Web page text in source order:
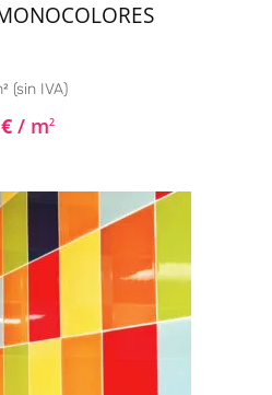
(sin IVA)
€ / m2